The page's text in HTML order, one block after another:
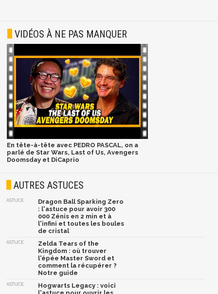
VIDÉOS À NE PAS MANQUER
En tête-à-tête avec PEDRO PASCAL, on a
parlé de Star Wars, Last of Us, Avengers
Doomsday et DiCaprio
AUTRES ASTUCES
ASTUCE
Dragon Ball Sparking Zero
: l'astuce pour avoir 300
000 Zénis en 2 min et à
l'infini et toutes les boules
de cristal
ASTUCE
Zelda Tears of the
Kingdom : où trouver
l'épée Master Sword et
comment la récupérer ?
Notre guide
ASTUCE
Hogwarts Legacy : voici